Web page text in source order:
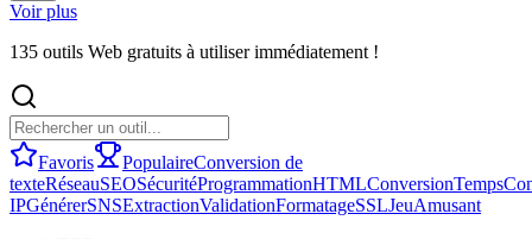
Voir plus
135 outils Web gratuits à utiliser immédiatement !
Favoris PopulaireConversion de
texteRéseauSEOSécuritéProgrammationHTMLConversionTemps
IPGénérerSNSExtractionValidationFormatageSSLJeuAmusant